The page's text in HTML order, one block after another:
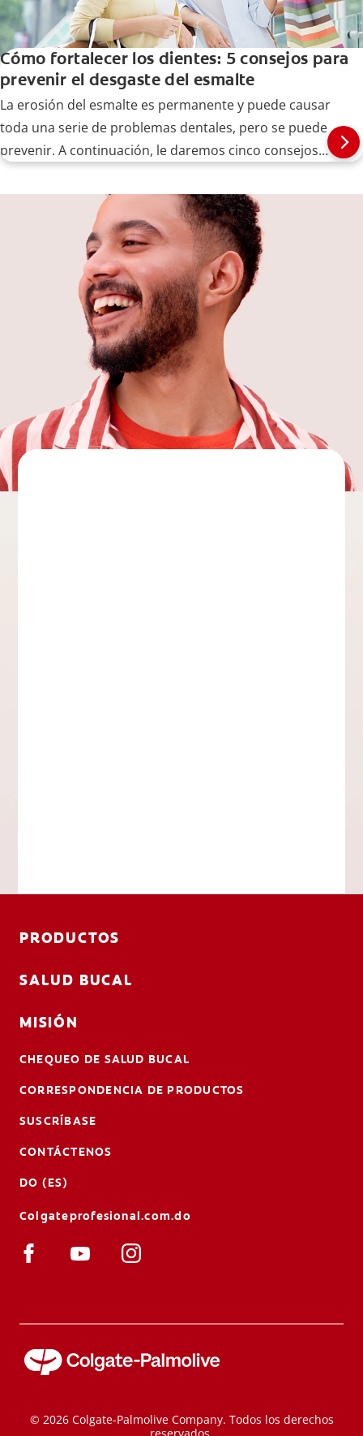
Cómo fortalecer los dientes: 5 consejos para
prevenir el desgaste del esmalte
La erosión del esmalte es permanente y puede causar
toda una serie de problemas dentales, pero se puede
prevenir. A continuación, le daremos cinco consejos
PRODUCTOS
SALUD BUCAL
MISIÓN
CHEQUEO DE SALUD BUCAL
CORRESPONDENCIA DE PRODUCTOS
SUSCRÍBASE
CONTÁCTENOS
DO (ES)
Colgateprofesional.com.do
© 2026 Colgate-Palmolive Company. Todos los derechos